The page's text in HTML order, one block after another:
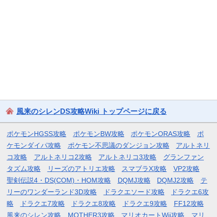
風来のシレンDS攻略Wiki トップページに戻る
ポケモンHGSS攻略 ポケモンBW攻略 ポケモンORAS攻略
ポ
ケモンダイパ攻略
ポケモン不思議のダンジョン攻略
アルトネリ
コ攻略
アルトネリコ2攻略 アルトネリコ3攻略
グランファン
タズム攻略
リーズのアトリエ攻略 スマブラX攻略
VP2攻略
聖剣伝説4・DS(COM)・HOM攻略
DQMJ攻略 DQMJ2攻略
テ
リーのワンダーランド3D攻略
ドラクエソード攻略
ドラクエ6攻
略
ドラクエ7攻略 ドラクエ8攻略 ドラクエ9攻略
FF12攻略
風来のシレン攻略
MOTHER3攻略 マリオカートWii攻略 マリ